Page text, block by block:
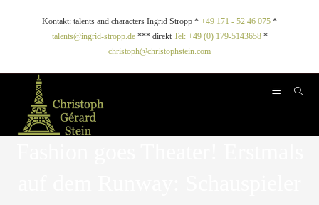
Kontakt: talents and characters Ingrid Stropp * +49 171 - 52 46 075 *
talents@ingrid-stropp.de*** direkt Tel: +49 (0) 179-5143658*
christoph@christophstein.com